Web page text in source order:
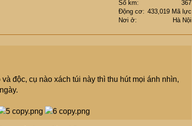
Số km
367
Động cơ
433,019 Mã lực
Nơi ở
Hà Nội
độc, cụ nào xách túi này thì thu hút mọi ánh nhìn,